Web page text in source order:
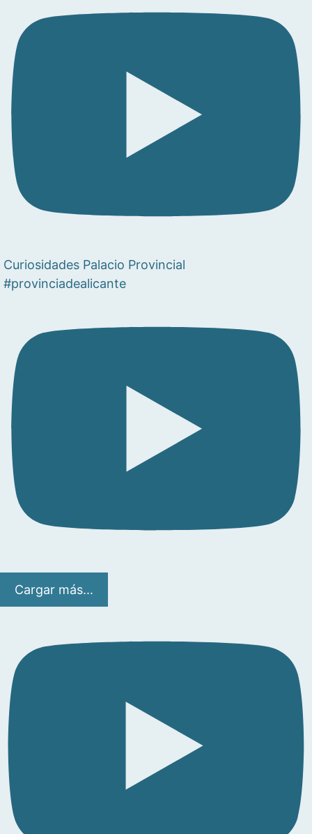
Curiosidades Palacio Provincial
#provinciadealicante
Cargar más...